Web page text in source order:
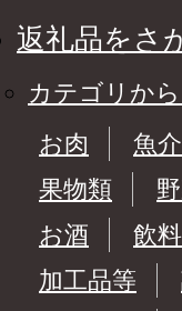
返礼品をさ
カテゴリか
お肉
魚
果物類
お酒
飲
加工品等